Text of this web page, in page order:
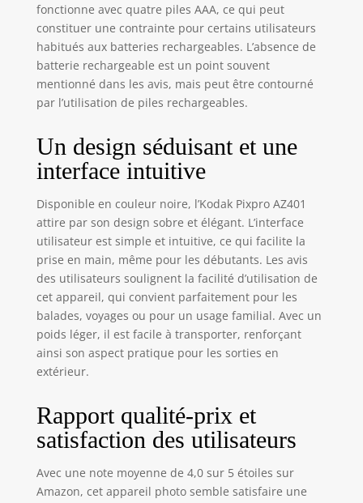
fonctionne avec quatre piles AAA, ce qui peut
constituer une contrainte pour certains utilisateurs
habitués aux batteries rechargeables. L’absence de
batterie rechargeable est un point souvent
mentionné dans les avis, mais peut être contourné
par l’utilisation de piles rechargeables.
Un design séduisant et une
interface intuitive
Disponible en couleur noire, l’Kodak Pixpro AZ401
attire par son design sobre et élégant. L’interface
utilisateur est simple et intuitive, ce qui facilite la
prise en main, même pour les débutants. Les avis
des utilisateurs soulignent la facilité d’utilisation de
cet appareil, qui convient parfaitement pour les
balades, voyages ou pour un usage familial. Avec un
poids léger, il est facile à transporter, renforçant
ainsi son aspect pratique pour les sorties en
extérieur.
Rapport qualité-prix et
satisfaction des utilisateurs
Avec une note moyenne de 4,0 sur 5 étoiles sur
Amazon, cet appareil photo semble satisfaire une